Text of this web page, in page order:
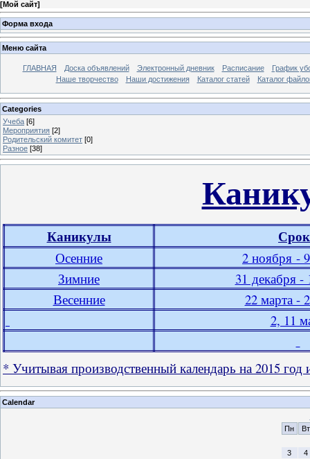
[Мой сайт]
Форма входа
Меню сайта
ГЛАВНАЯ Доска объявлений Электронный дневник Расписание
График
Наше творчество
Наши достижения Каталог статей Каталог
Categories
Учеба [6]
Мероприятия [2]
Родительский комитет [0]
Разное [38]
Каникулы
Осенние
2 ноября -
Зимние
31 декабря -
Весенние
22 марта -
2, 11
* Учитывая производственный календарь на 2015
Calendar
Пн
Вт
3
4